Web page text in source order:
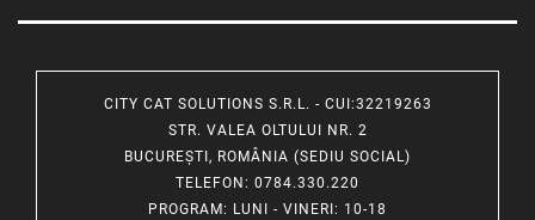
CITY CAT SOLUTIONS S.R.L. - CUI:32219263
STR. VALEA OLTULUI NR. 2
BUCUREȘTI, ROMÂNIA (SEDIU SOCIAL)
TELEFON : 0784.330.220
PROGRAM: LUNI - VINERI: 10-18